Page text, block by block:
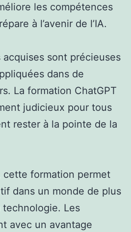
les compétences
à l’avenir de l’IA.
sont précieuses
dans de
La formation ChatGPT
judicieux pour tous
rester à la pointe de la
cette formation permet
dans un monde de plus
technologie. Les
avec un avantage